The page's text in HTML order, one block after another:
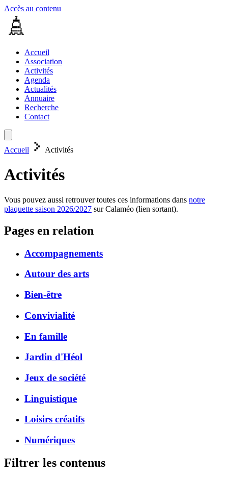
Accès au contenu
Accueil
Association
Activités
Agenda
Actualités
Annuaire
Recherche
Contact
Accueil Activités
Activités
Vous pouvez aussi retrouver toutes ces informations dans notre
plaquette saison 2026/2027 sur Calaméo (lien sortant).
Pages en relation
Accompagnements
Autour des arts
Bien-être
Convivialité
En famille
Jardin d'Héol
Jeux de société
Linguistique
Loisirs créatifs
Numériques
Filtrer les contenus